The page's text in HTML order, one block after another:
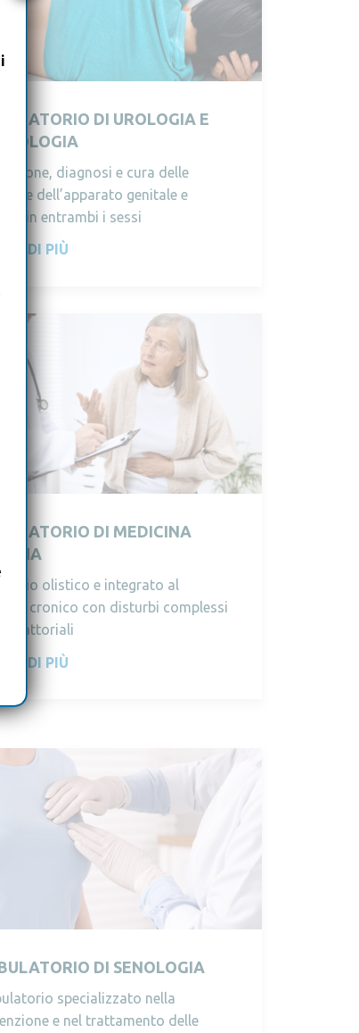
DI UROLOGIA E
diagnosi e cura delle
dell’apparato genitale e
in entrambi i sessi
DI PIÙ
DI MEDICINA
olistico e integrato al
cronico con disturbi complessi
DI PIÙ
DI SENOLOGIA
specializzato nella
e nel trattamento delle